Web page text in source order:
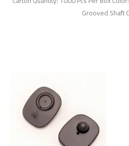
Grooved Shaft